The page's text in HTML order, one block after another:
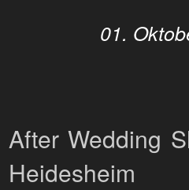
01.
After Wedding
Heidesheim